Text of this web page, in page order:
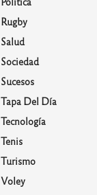
Rugby
Salud
Sociedad
Sucesos
Tapa Del Día
Tecnología
Tenis
Turismo
Voley